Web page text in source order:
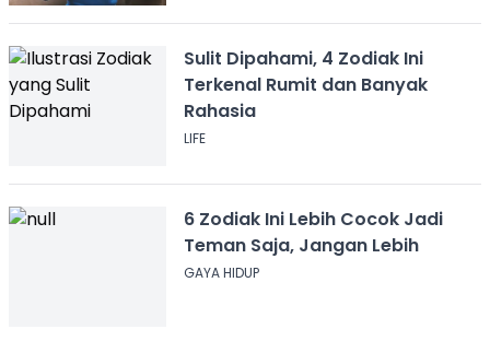
Sulit Dipahami, 4 Zodiak Ini
Terkenal Rumit dan Banyak
Rahasia
LIFE
6 Zodiak Ini Lebih Cocok Jadi
Teman Saja, Jangan Lebih
GAYA HIDUP